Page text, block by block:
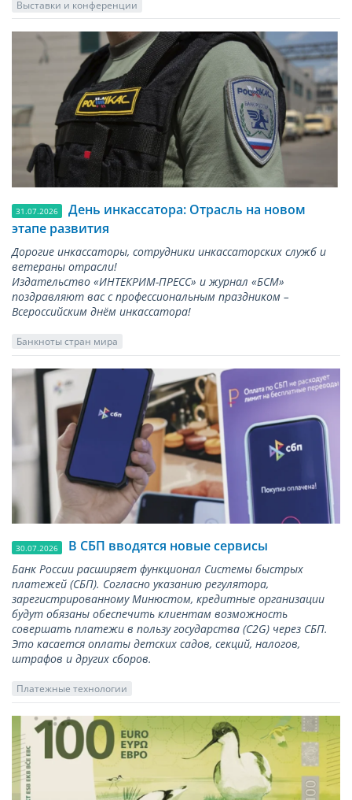
Выставки и конференции
31.07.2026
День инкассатора: Отрасль на новом
этапе развития
Дорогие инкассаторы, сотрудники инкассаторских служб и
ветераны отрасли!
Издательство «ИНТЕКРИМ-ПРЕСС» и журнал «БСМ»
поздравляют вас с профессиональным праздником –
Всероссийским днём инкассатора!
Банкноты стран мира
30.07.2026 В СБП вводятся новые сервисы
Банк России расширяет функционал Системы быстрых
платежей (СБП). Согласно указанию регулятора,
зарегистрированному Минюстом, кредитные организации
будут обязаны обеспечить клиентам возможность
совершать платежи в пользу государства (С2G) через СБП.
Это касается оплаты детских садов, секций, налогов,
штрафов и других сборов.
Платежные технологии